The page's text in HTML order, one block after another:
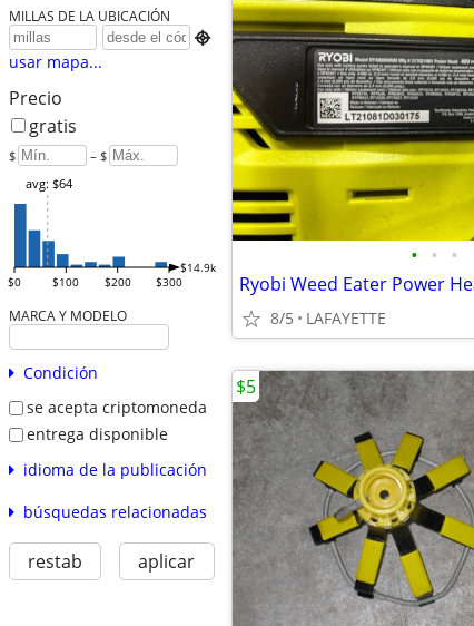
MILLAS DE LA UBICACIÓN

usar mapa...
Precio
gratis
$ – $
$0 $100 $200 $300
$14.9k
avg: $64
MARCA Y MODELO
Condición
se acepta criptomoneda
entrega disponible
idioma de la publicación
búsquedas relacionadas
restab aplicar
• • •
8/5 LAFAYETTE
$5